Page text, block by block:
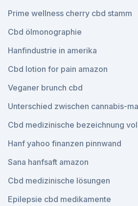
Prime wellness cherry cbd stamm
Cbd ölmonographie
Hanfindustrie in amerika
Cbd lotion for pain amazon
Veganer brunch cbd
Unterschied zwischen cannabis-
Cbd medizinische bezeichnung
Hanf yahoo finanzen pinnwand
Sana hanfsaft amazon
Cbd medizinische lösungen
Epilepsie cbd medikamente